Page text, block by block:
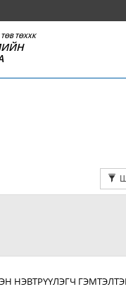
ТӨХХК
НЭВТРҮҮЛЭГЧ